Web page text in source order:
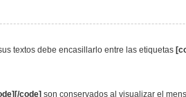
textos debe encasillarlo entre las etiquetas
code] son conservados al visualizar el